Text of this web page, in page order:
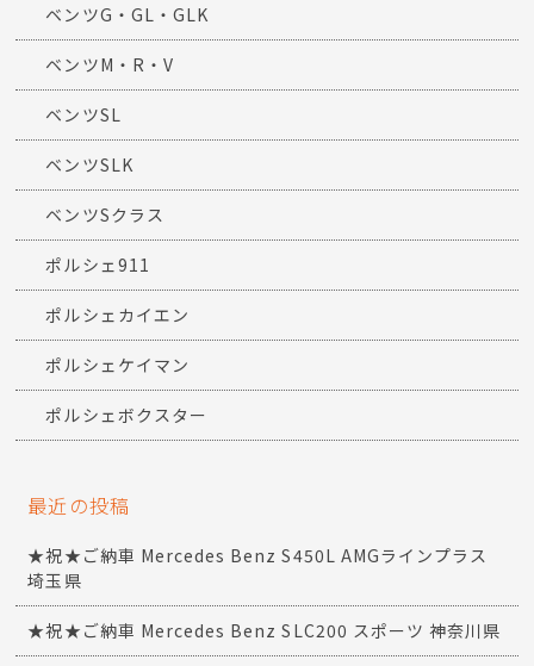
ベンツG・GL・GLK
ベンツM・R・V
ベンツSL
ベンツSLK
ベンツSクラス
ポルシェ911
ポルシェカイエン
ポルシェケイマン
ポルシェボクスター
最近の投稿
★祝★ご納車 Mercedes Benz S450L AMGラインプラス
埼玉県
★祝★ご納車 Mercedes Benz SLC200 スポーツ 神奈川県